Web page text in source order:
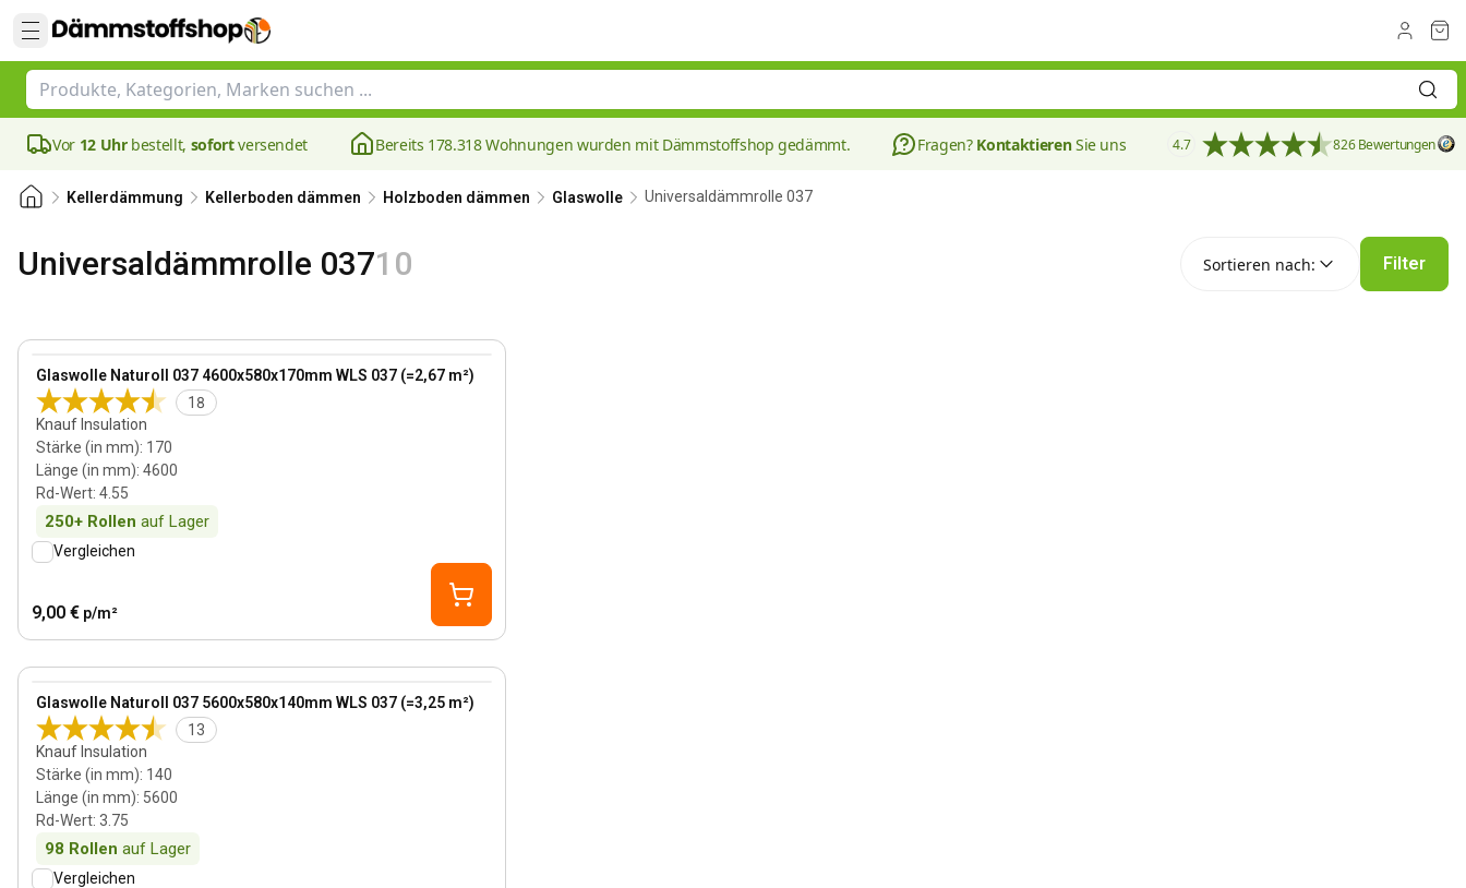
Vor 12 Uhrbestellt, sofortversendet Bereits 178.318 Wohnungen wurden mit Dämmstoffshop gedämmt. Fragen? KontaktierenSie uns 4.7 826 Bewertungen
Kellerdämmung Kellerboden dämmen Holzboden dämmen Glaswolle Universaldämmrolle 037
Universaldämmrolle 03710 Sortieren nach: Filter
Bestseller
Glaswolle Naturoll 037 4600x580x170mm WLS 037 (=2,67 m²)
18
Knauf Insulation
Stärke (in mm): 170
Länge (in mm): 4600
Rd-Wert: 4.55
250+ Rollen auf Lager
View product
Vergleichen
9,00 € p/m²
Glaswolle Naturoll 037 5600x580x140mm WLS 037 (=3,25 m²)
13
Knauf Insulation
Stärke (in mm): 140
Länge (in mm): 5600
Rd-Wert: 3.75
98 Rollen auf Lager
View product
Vergleichen